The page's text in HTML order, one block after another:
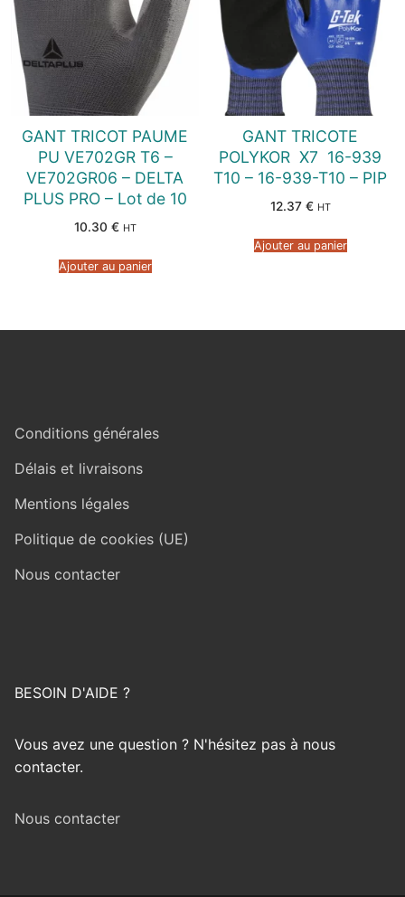
GANT TRICOT PAUME
PU VE702GR T6 –
VE702GR06 – DELTA
PLUS PRO – Lot de 10
10.30 € HT
Ajouter au panier
GANT TRICOTE
POLYKOR  X7  16-939
T10 – 16-939-T10 – PIP
12.37 € HT
Ajouter au panier
Conditions générales
Délais et livraisons
Mentions légales
Politique de cookies (UE)
Nous contacter
BESOIN D'AIDE ?
Vous avez une question ? N'hésitez pas à nous
contacter.
Nous contacter